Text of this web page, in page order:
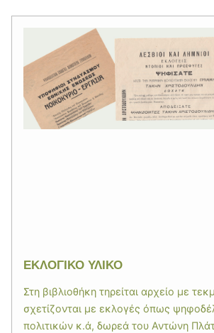
ΕΚΛΟΓΙΚΟ ΥΛΙΚΟ
Στη βιβλιοθήκη τηρείται αρχείο με
σχετίζονται με εκλογές όπως
πολιτικών κ.ά, δωρεά του Αντώνη